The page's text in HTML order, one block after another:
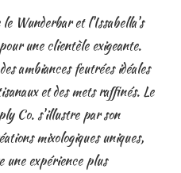
Wunderbar et l'Issabella's
une clientèle exigeante.
ambiances feutrées idéales
et des mets raffinés. Le
Co. s'illustre par son
mixologiques uniques,
une expérience plus